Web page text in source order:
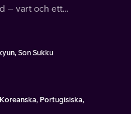
– vart och ett
Son Sukku
Portugisiska,